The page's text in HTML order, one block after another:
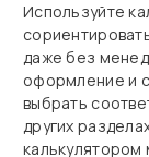
Используйте
даже без
оформление и
выбрать
других
калькулятором